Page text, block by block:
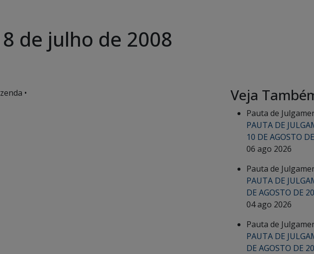
de julho de 2008
•
Veja
Pauta de
PAUTA DE
10 DE AGOSTO
06 ago 2026
Pauta de
PAUTA DE
DE AGOSTO DE
04 ago 2026
Pauta de
PAUTA DE
DE AGOSTO DE